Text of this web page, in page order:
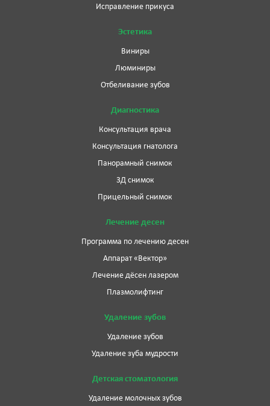
Исправление прикуса
Эстетика
Виниры
Люминиры
Отбеливание зубов
Диагностика
Консультация врача
Консультация гнатолога
Панорамный снимок
3Д снимок
Прицельный снимок
Лечение десен
Программа по лечению десен
Аппарат «Вектор»
Лечение дёсен лазером
Плазмолифтинг
Удаление зубов
Удаление зубов
Удаление зуба мудрости
Детская стоматология
Удаление молочных зубов